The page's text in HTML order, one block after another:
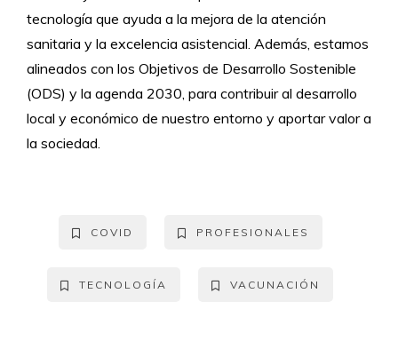
tecnología que ayuda a la mejora de la atención
sanitaria y la excelencia asistencial. Además, estamos
alineados con los Objetivos de Desarrollo Sostenible
(ODS) y la agenda 2030, para contribuir al desarrollo
local y económico de nuestro entorno y aportar valor a
la sociedad.
COVID PROFESIONALES
TECNOLOGÍA VACUNACIÓN